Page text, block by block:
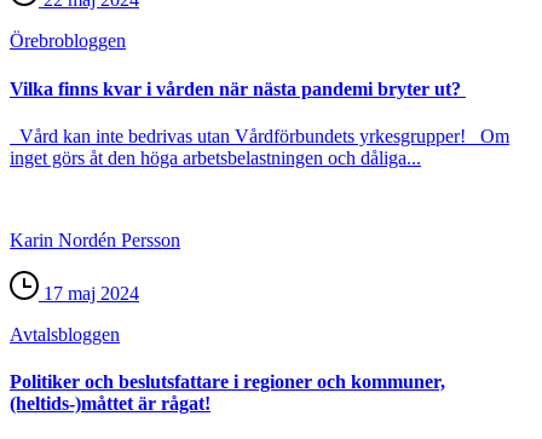
Örebro­bloggen
Vilka finns kvar i vården när nästa pandemi bryter ut?
Vård kan inte bedrivas utan Vårdförbundets yrkesgrupper! Om
inget görs åt den höga arbetsbelastningen och dåliga...
Karin Nordén Persson
17 maj 2024
Avtals­bloggen
Politiker och beslutsfattare i regioner och kommuner,
(heltids-)måttet är rågat!